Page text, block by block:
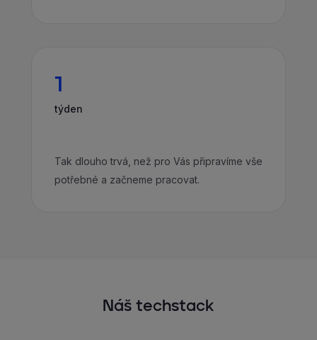
1
týden
Tak dlouho trvá, než pro Vás připravíme vše
potřebné a začneme pracovat.
Náš techstack